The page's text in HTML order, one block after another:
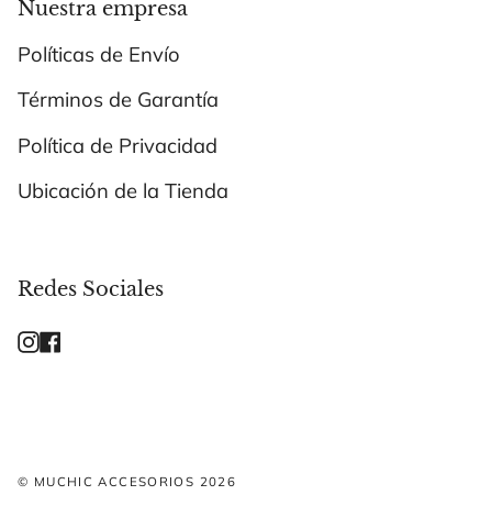
Nuestra empresa
Políticas de Envío
Términos de Garantía
Política de Privacidad
Ubicación de la Tienda
Redes Sociales
Instagram
© MUCHIC ACCESORIOS 2026